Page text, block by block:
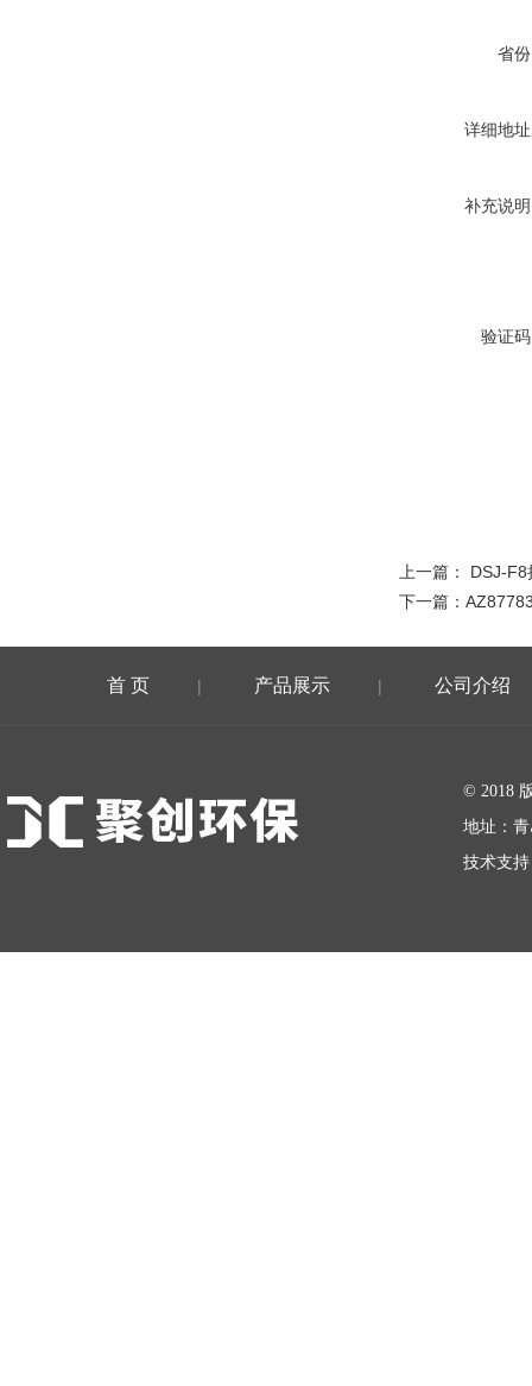
省
详细地
补充说
验证
上一篇： DSJ-F8
下一篇：
首 页 | 产品展示 | 公司介绍
© 2018
地址：
技术支